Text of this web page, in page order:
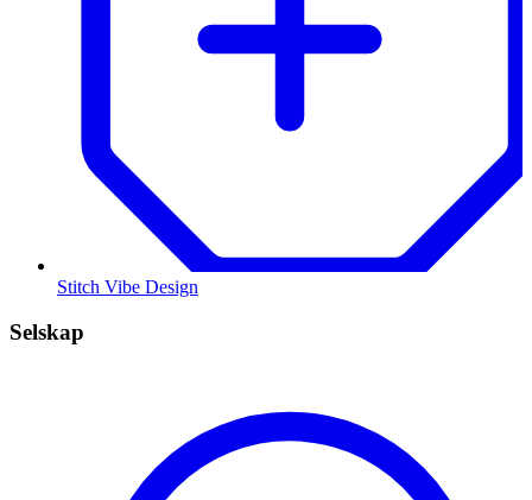
Stitch Vibe Design
Selskap